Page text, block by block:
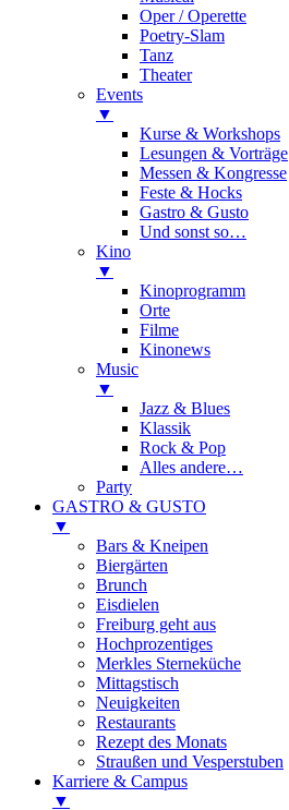
Oper / Operette
Poetry-Slam
Tanz
Theater
Events
▼
Kurse & Workshops
Lesungen & Vorträge
Messen & Kongresse
Feste & Hocks
Gastro & Gusto
Und sonst so…
Kino
▼
Kinoprogramm
Orte
Filme
Kinonews
Music
▼
Jazz & Blues
Klassik
Rock & Pop
Alles andere…
Party
GASTRO & GUSTO
▼
Bars & Kneipen
Biergärten
Brunch
Eisdielen
Freiburg geht aus
Hochprozentiges
Merkles Sterneküche
Mittagstisch
Neuigkeiten
Restaurants
Rezept des Monats
Straußen und Vesperstuben
Karriere & Campus
▼